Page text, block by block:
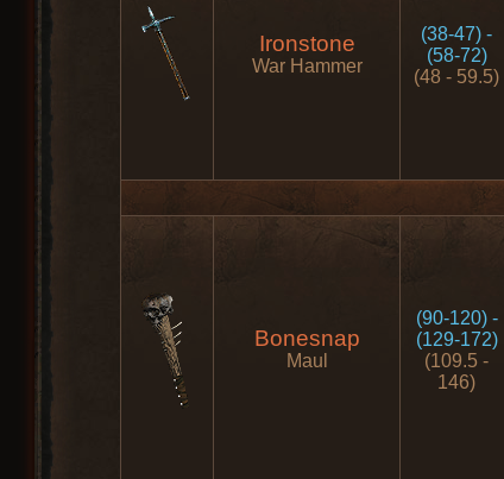
Ironstone
War Hammer
(38-47) -
(58-72)
(48 - 59.5)
Bonesnap
Maul
(90-120) -
(129-172)
(109.5 -
146)